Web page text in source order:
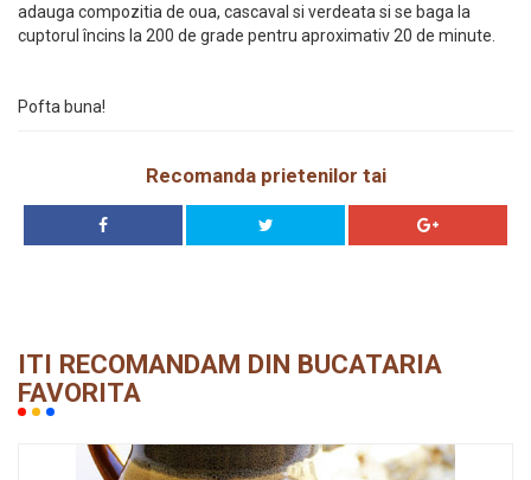
adauga compozitia de oua, cascaval si verdeata si se baga la
cuptorul încins la 200 de grade pentru aproximativ 20 de minute.
Pofta buna!
Recomanda prietenilor tai
ITI RECOMANDAM DIN BUCATARIA
FAVORITA